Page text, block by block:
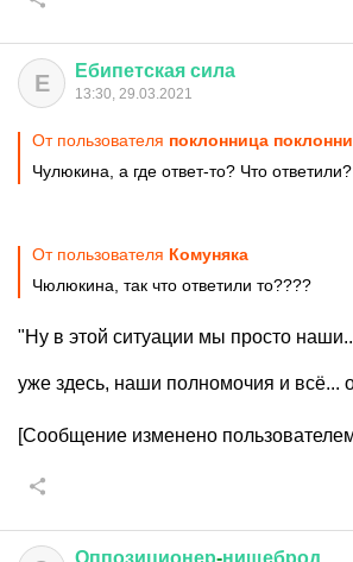
Е Ебипетская сила
13:30, 29.03.2021
От пользователя поклонница
Чулюкина, а где ответ-то? Что ответили?
От пользователя Комуняка
Чюлюкина, так что ответили то????
"Ну в этой ситуации мы просто
уже здесь, наши полномочия и всё...
[Сообщение изменено
Оппозиционер-нищеброд